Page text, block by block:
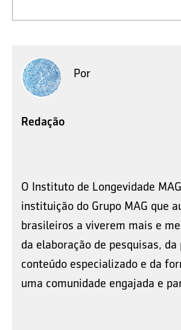
Por
Redação
O Instituto de Longevidade
instituição do Grupo MAG que
brasileiros a viverem mais e
da elaboração de pesquisas, da
conteúdo especializado e da
uma comunidade engajada e